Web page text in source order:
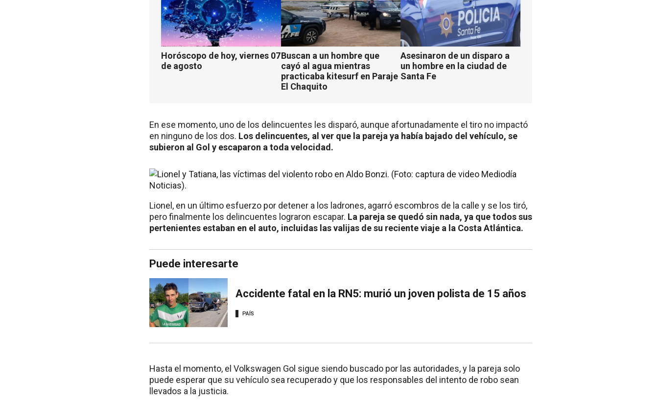
Horóscopo de hoy, viernes 07
de agosto
Buscan a un hombre que
cayó al agua mientras
practicaba kitesurf en Paraje
El Chaquito
Asesinaron de un disparo a
un hombre en la ciudad de
Santa Fe
En ese momento, uno de los delincuentes les disparó, aunque afortunadamente el tiro no impactó
en ninguno de los dos. Los delincuentes, al ver que la pareja ya había bajado del vehículo, se
subieron al Gol y escaparon a toda velocidad.
Lionel, en un último esfuerzo por detener a los ladrones, agarró escombros de la calle y se los tiró,
pero finalmente los delincuentes lograron escapar. La pareja se quedó sin nada, ya que todos sus
pertenientes estaban en el auto, incluidas las valijas de su reciente viaje a la Costa Atlántica.
Puede interesarte
Accidente fatal en la RN5: murió un joven polista de 15 años
PAÍS
Hasta el momento, el Volkswagen Gol sigue siendo buscado por las autoridades, y la pareja solo
puede esperar que su vehículo sea recuperado y que los responsables del intento de robo sean
llevados a la justicia.